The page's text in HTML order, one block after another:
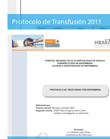
Protocolo de Transfusión 2011